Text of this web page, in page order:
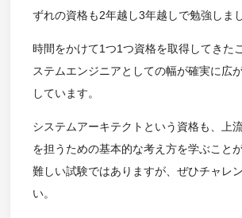
ずれの資格も2年越し3年越しで勉強しまし
時間をかけて1つ1つ資格を取得してきた
ステムエンジニアとしての幅が確実に広
しています。
システムアーキテクトという資格も、上
を担うための基本的な考え方を学ぶことが
難しい試験ではありますが、ぜひチャレ
い。